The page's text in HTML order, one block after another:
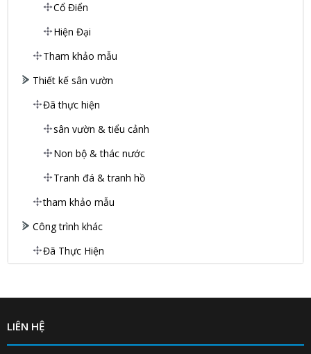
Cổ Điển
Hiện Đại
Tham khảo mẫu
Thiết kế sân vườn
Đã thực hiện
sân vườn & tiểu cảnh
Non bộ & thác nước
Tranh đá & tranh hồ
tham khảo mẫu
Công trình khác
Đã Thực Hiện
LIÊN HỆ